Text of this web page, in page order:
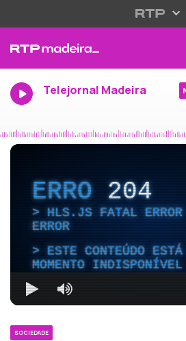
Telejornal Madeira
ERRO204
HLS.JS FATAL ERROR
ERROR
ESTE CONTEÚDO
MOMENTO INDISPONÍVEL
SOCIEDADE